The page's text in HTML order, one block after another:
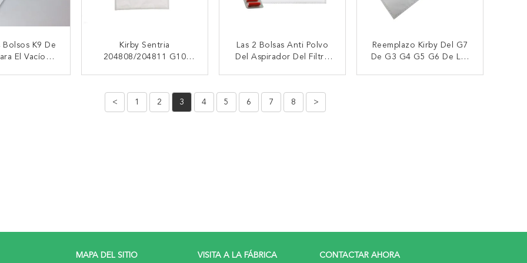
Bolsos K9 De
El Vacío
Kirby Sentria
204808/204811 G10
Polvo F/T De La
Microfibra
Las 2 Bolsas Anti Polvo
Del Aspirador Del Filtro
MECANOGRAFÍAN Todo
Reemplazo Kirby Del G7
De G3 G4 G5 G6 De Las
< 1 2 3 4 5 6 7 8 >
MAPA DEL SITIO VISITA A LA FÁBRICA CONTACTAR AHORA